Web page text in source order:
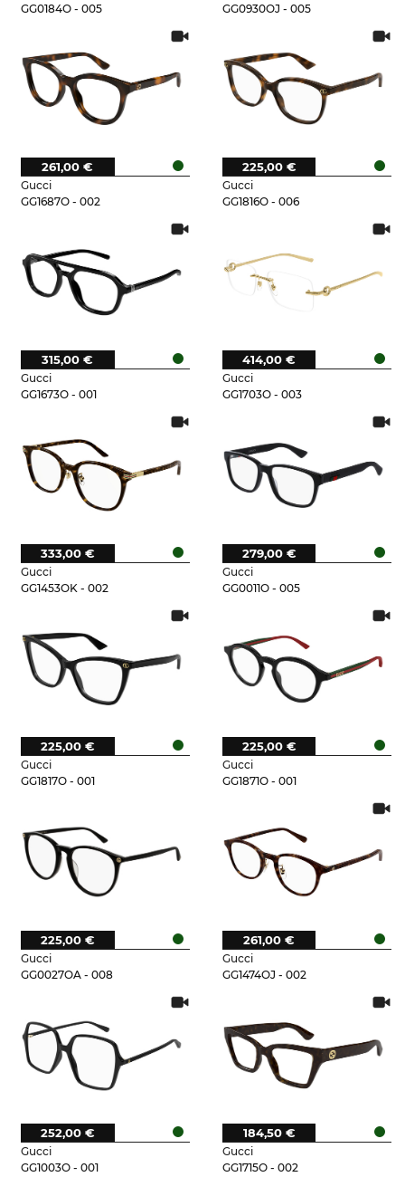
GG0184O - 005
GG0930OJ - 005
Gucci
GG1687O - 002
261,00 €
Gucci
GG1816O - 006
225,00 €
Gucci
GG1673O - 001
315,00 €
Gucci
GG1703O - 003
414,00 €
Gucci
GG1453OK - 002
333,00 €
Gucci
GG0011O - 005
279,00 €
Gucci
GG1817O - 001
225,00 €
Gucci
GG1871O - 001
225,00 €
Gucci
GG0027OA - 008
225,00 €
Gucci
GG1474OJ - 002
261,00 €
Gucci
GG1003O - 001
252,00 €
Gucci
GG1715O - 002
184,50 €